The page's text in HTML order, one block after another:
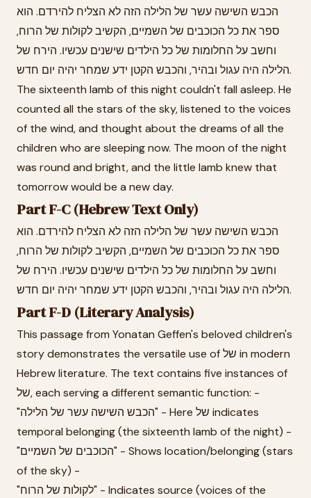
הכבש השישה עשר של הלילה הזה לא הצליח להירדם. הוא
ספר את כל הכוכבים של השמיים, הקשיב לקולות של הרוח,
וחשב על החלומות של כל הילדים שישנים עכשיו. הירח של
הלילה היה עגול ובהיר, והכבש הקטן ידע שמחר יהיה יום חדש.
The sixteenth lamb of this night couldn't fall asleep. He
counted all the stars of the sky, listened to the voices
of the wind, and thought about the dreams of all the
children who are sleeping now. The moon of the night
was round and bright, and the little lamb knew that
tomorrow would be a new day.
Part F-C (Hebrew Text Only)
הכבש השישה עשר של הלילה הזה לא הצליח להירדם. הוא
ספר את כל הכוכבים של השמיים, הקשיב לקולות של הרוח,
וחשב על החלומות של כל הילדים שישנים עכשיו. הירח של
הלילה היה עגול ובהיר, והכבש הקטן ידע שמחר יהיה יום חדש.
Part F-D (Literary Analysis)
This passage from Yonatan Geffen's beloved children's
story demonstrates the versatile use of של in modern
Hebrew literature. The text contains five instances of
של, each serving a different semantic function: -
"הכבש השישה עשר של הלילה" - Here של indicates
temporal belonging (the sixteenth lamb of the night) -
"הכוכבים של השמיים" - Shows location/belonging (stars
of the sky) -
"לקולות של הרוח" - Indicates source (voices of the